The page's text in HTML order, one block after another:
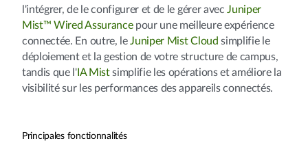
l'intégrer, de le configurer et de le gérer avecJuniper
Mist™ Wired Assurance pour une meilleure expérience
connectée. En outre, leJuniper Mist Cloud simplifie le
déploiement et la gestion de votre structure de campus,
tandis que l'IA Mistsimplifie les opérations et améliore la
visibilité sur les performances des appareils connectés.
Principales fonctionnalités